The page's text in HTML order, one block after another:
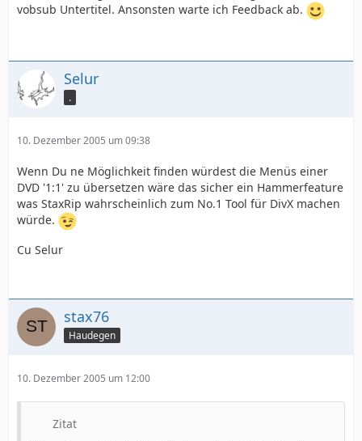
vobsub Untertitel. Ansonsten warte ich Feedback ab.
Selur
.
10. Dezember 2005 um 09:38
Wenn Du ne Möglichkeit finden würdest die Menüs einer
DVD '1:1' zu übersetzen wäre das sicher ein Hammerfeature
was StaxRip wahrscheinlich zum No.1 Tool für DivX machen
würde.
Cu Selur
stax76
Haudegen
10. Dezember 2005 um 12:00
Zitat